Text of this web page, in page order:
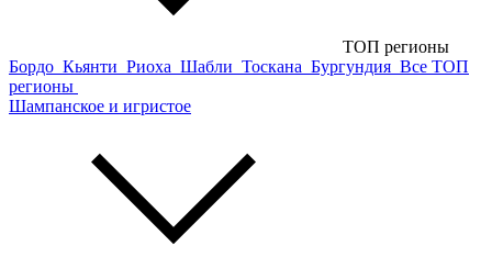
ТОП регионы
Бордо Кьянти Риоха Шабли Тоскана Бургундия Все ТОП
регионы
Шампанское и игристое